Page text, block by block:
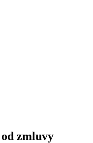
zmluvy